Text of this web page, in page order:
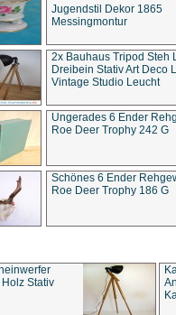
Jugendstil Dekor 1865
Messingmontur
2x Bauhaus Tripod Steh
Dreibein Stativ Art Deco
Vintage Studio Leucht
Ungerades 6 Ender
Roe Deer Trophy 242 G
Schönes 6 Ender
Roe Deer Trophy 186 G
Stativ